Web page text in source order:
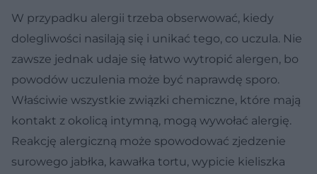
W przypadku alergii trzeba obserwować, kiedy
dolegliwości nasilają się i unikać tego, co uczula. Nie
zawsze jednak udaje się łatwo wytropić alergen, bo
powodów uczulenia może być naprawdę sporo.
Właściwie wszystkie związki chemiczne, które mają
kontakt z okolicą intymną, mogą wywołać alergię.
Reakcję alergiczną może spowodować zjedzenie
surowego jabłka, kawałka tortu, wypicie kieliszka